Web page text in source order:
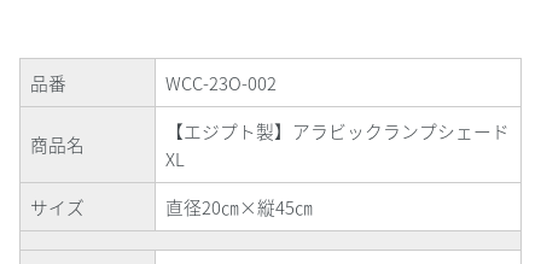
品番 WCC-23O-002
商品名
【エジプト製】アラビックランプシェード
XL
サイズ
直径20㎝×縦45㎝